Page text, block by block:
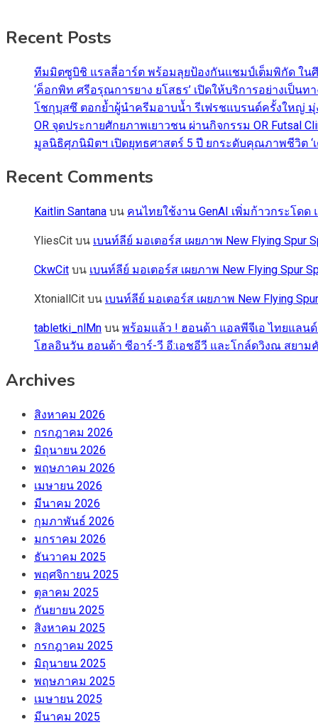
Recent Posts
ทีมมิตซูบิชิ แรลลี่อาร์ต พร้อมลุยป้องกันแชมป์เต็มพิกัด ใน
‘ค็อกพิท ศรีอรุณการยาง ยโสธร’ เปิดให้บริการอย่างเป็น
โชกุบุสซึ ตอกย้ำผู้นำครีมอาบน้ำ รีเฟรชแบรนด์ครั้งใหญ่ มุ่
OR จุดประกายศักยภาพเยาวชน ผ่านกิจกรรม OR Futsal
มูลนิธิศุภนิมิตฯ เปิดยุทธศาสตร์ 5 ปี ยกระดับคุณภาพชีวิต
Recent Comments
Kaitlin Santana บน คนไทยใช้งาน GenAI เพิ่มก้าวกระโด
YliesCit บน เบนท์ลีย์ มอเตอร์ส เผยภาพ New Flying
CkwCit บน เบนท์ลีย์ มอเตอร์ส เผยภาพ New Flying Spur
XtoniallCit บน เบนท์ลีย์ มอเตอร์ส เผยภาพ New Flying
tabletki_nlMn บน พร้อมแล้ว ! ฮอนด้า แอลพีจีเอ ไทยแลนด์
โฮลอินวัน ฮอนด้า ซีอาร์-วี อี:เอชอีวี และโกล์ดวิงณ สยา
Archives
สิงหาคม 2026
กรกฎาคม 2026
มิถุนายน 2026
พฤษภาคม 2026
เมษายน 2026
มีนาคม 2026
กุมภาพันธ์ 2026
มกราคม 2026
ธันวาคม 2025
พฤศจิกายน 2025
ตุลาคม 2025
กันยายน 2025
สิงหาคม 2025
กรกฎาคม 2025
มิถุนายน 2025
พฤษภาคม 2025
เมษายน 2025
มีนาคม 2025